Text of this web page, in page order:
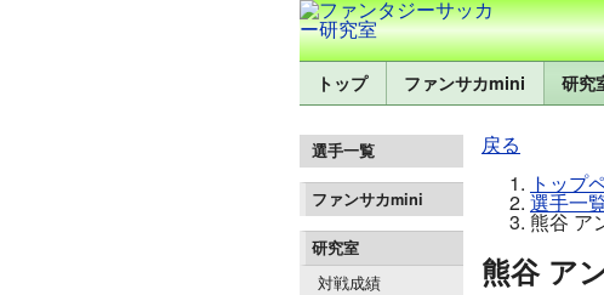
トップ ファンサカmini 研究
選手一覧
ファンサカmini
研究室
対戦成績
戻る
トップ
選手一
熊谷 ア
熊谷 ア